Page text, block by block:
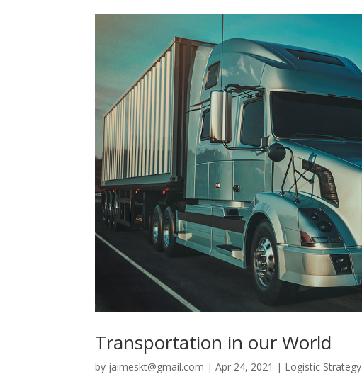
Transportation in our World
by jaimeskt@gmail.com |Apr 24, 2021 | Logistic Strategy